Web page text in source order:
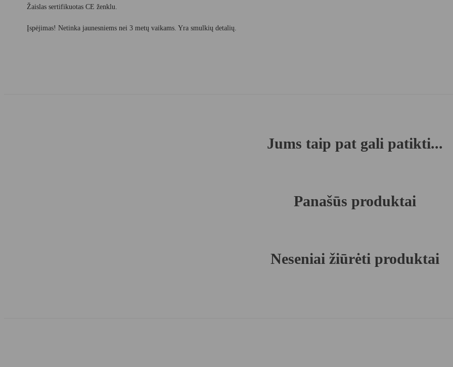
Žaislas sertifikuotas CE ženklu.
Įspėjimas! Netinka jaunesniems nei 3 metų vaikams. Yra smulkių detalių.
Jums taip pat gali patikti...
Panašūs produktai
Neseniai žiūrėti produktai